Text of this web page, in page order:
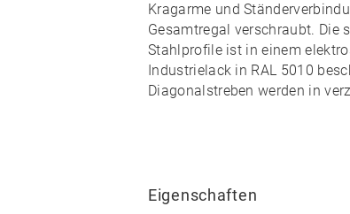
Kragarme und
Gesamtregal verschraubt. Die
Stahlprofile ist in einem
Industrielack in RAL 5010
Diagonalstreben werden in
Eigenschaften